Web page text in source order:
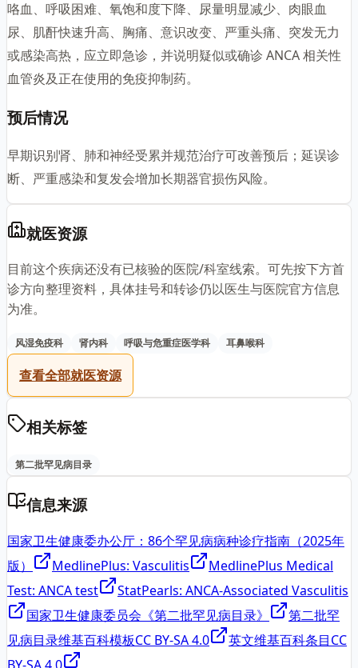
咯血、呼吸困难、氧饱和度下降、尿量明显减少、肉眼血
尿、肌酐快速升高、胸痛、意识改变、严重头痛、突发无力
或感染高热，应立即急诊，并说明疑似或确诊 ANCA 相关性
血管炎及正在使用的免疫抑制药。
预后情况
早期识别肾、肺和神经受累并规范治疗可改善预后；延误诊
断、严重感染和复发会增加长期器官损伤风险。
就医资源
目前这个疾病还没有已核验的医院/科室线索。可先按下方首
诊方向整理资料，具体挂号和转诊仍以医生与医院官方信息
为准。
风湿免疫科 肾内科 呼吸与危重症医学科 耳鼻喉科
查看全部就医资源
相关标签
第二批罕见病目录
信息来源
国家卫生健康委办公厅：86个罕见病病种诊疗指南（2025年
版）
MedlinePlus: Vasculitis
MedlinePlus Medical
Test: ANCA test
StatPearls: ANCA-Associated Vasculitis
国家卫生健康委员会《第二批罕见病目录》
第二批罕
见病目录维基百科模板CC BY-SA 4.0 英文维基百科条目CC